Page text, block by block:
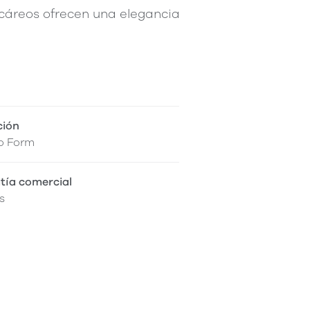
ofrecen una elegancia
Form
comercial